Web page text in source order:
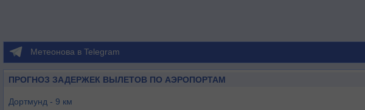
Метеонова в Telegram
ПРОГНОЗ ЗАДЕРЖЕК ВЫЛЕТОВ ПО АЭРОПОРТАМ
Дортмунд - 9 км